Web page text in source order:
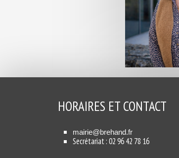
HORAIRES ET CONTACT
mairie@brehand.fr
Secrétariat : 02 96 42 78 16